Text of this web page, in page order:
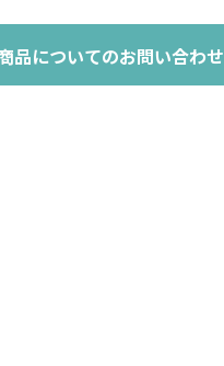
品についてのお問い合わせ